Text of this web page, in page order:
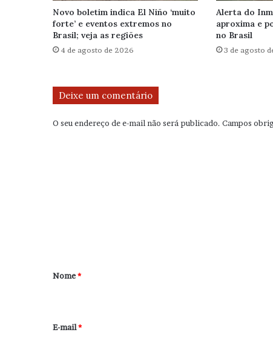
Novo boletim indica El Niño ‘muito
forte’ e eventos extremos no
Brasil; veja as regiões
4 de agosto de 2026
Alerta do
aproxima e
no Brasil
3 de agosto
Deixe um comentário
O seu endereço de e-mail não será publicado. Campos
r
*
Nome*
E-mail*